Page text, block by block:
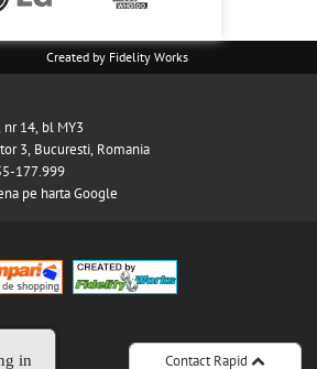
Created by Fidelity Works
nr 14, bl MY3
3, Bucuresti, Romania
177.999
pe harta Google
in Contact Rapid